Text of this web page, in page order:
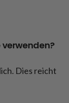
Dies reicht